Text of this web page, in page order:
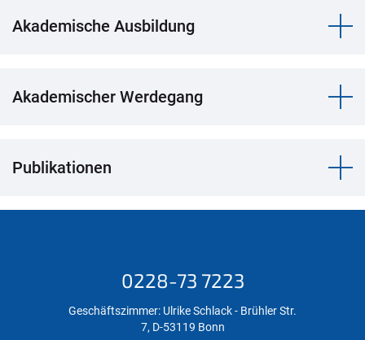
Akademische Ausbildung
Akademischer Werdegang
Publikationen
0228-73 7223
Geschäftszimmer: Ulrike Schlack - Brühler Str.
7, D-53119 Bonn